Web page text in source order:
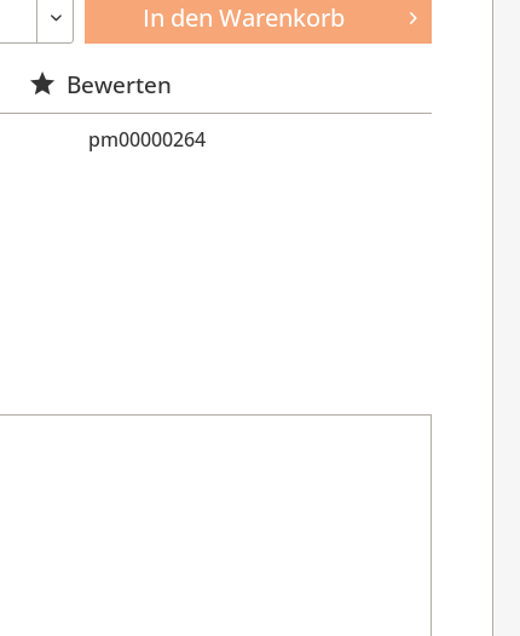
In den Warenkorb
Bewerten
pm00000264